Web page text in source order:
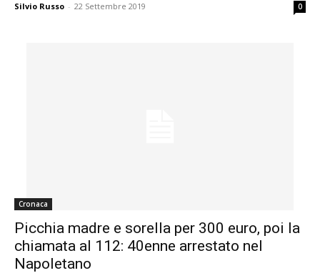
Silvio Russo - 22 Settembre 2019 0
Cronaca
Picchia madre e sorella per 300 euro, poi la
chiamata al 112: 40enne arrestato nel
Napoletano